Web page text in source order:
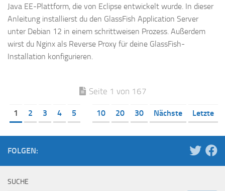
Java EE-Plattform, die von Eclipse entwickelt wurde. In dieser
Anleitung installierst du den GlassFish Application Server
unter Debian 12 in einem schrittweisen Prozess. Außerdem
wirst du Nginx als Reverse Proxy für deine GlassFish-
Installation konfigurieren.
Seite 1 von 167
1 2 3 4 5 10 20 30 Nächste Letzte
FOLGEN:
SUCHE